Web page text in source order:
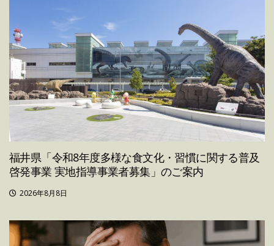
福井県「令和8年度多様な食文化・習慣に関する普及
啓発事業 実地指導事業者募集」のご案内
2026年8月8日